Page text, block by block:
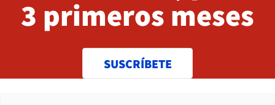
3 primeros meses
SUSCRÍBETE